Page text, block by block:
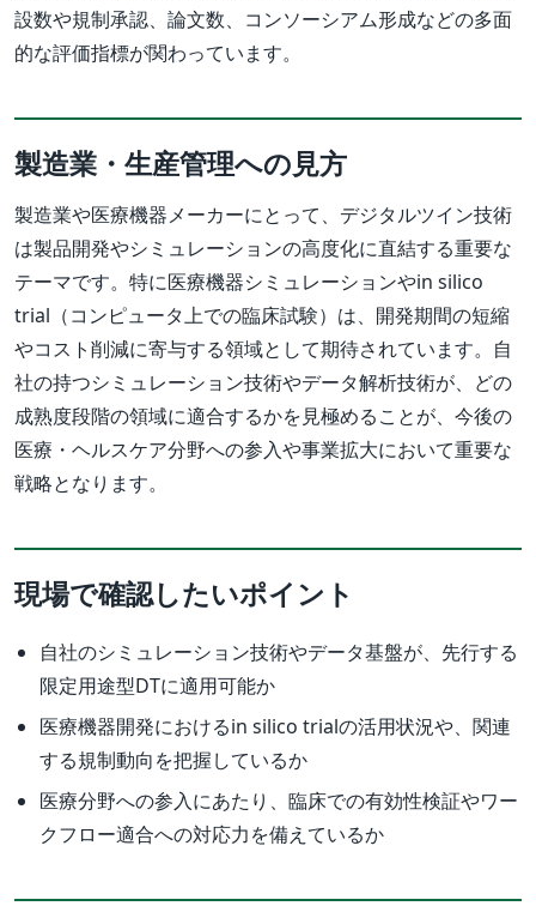
設数や規制承認、論文数、コンソーシアム形成などの多面
的な評価指標が関わっています。
製造業・生産管理への見方
製造業や医療機器メーカーにとって、デジタルツイン技術
は製品開発やシミュレーションの高度化に直結する重要な
テーマです。特に医療機器シミュレーションやin silico
trial（コンピュータ上での臨床試験）は、開発期間の短縮
やコスト削減に寄与する領域として期待されています。自
社の持つシミュレーション技術やデータ解析技術が、どの
成熟度段階の領域に適合するかを見極めることが、今後の
医療・ヘルスケア分野への参入や事業拡大において重要な
戦略となります。
現場で確認したいポイント
自社のシミュレーション技術やデータ基盤が、先行する
限定用途型DTに適用可能か
医療機器開発におけるin silico trialの活用状況や、関連
する規制動向を把握しているか
医療分野への参入にあたり、臨床での有効性検証やワー
クフロー適合への対応力を備えているか